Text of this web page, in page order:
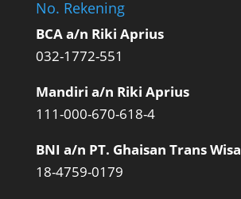
No. Rekening
BCA a/n Riki Aprius
032-1772-551
Mandiri a/n Riki Aprius
111-000-670-618-4
BNI a/n PT. Ghaisan Trans
18-4759-0179